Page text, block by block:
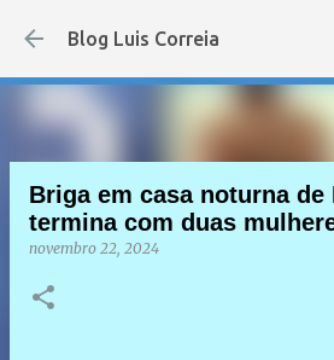
Pular para o conteúdo
Blog Luis Correia
Briga em casa noturna de
termina com duas
novembro 22, 2024